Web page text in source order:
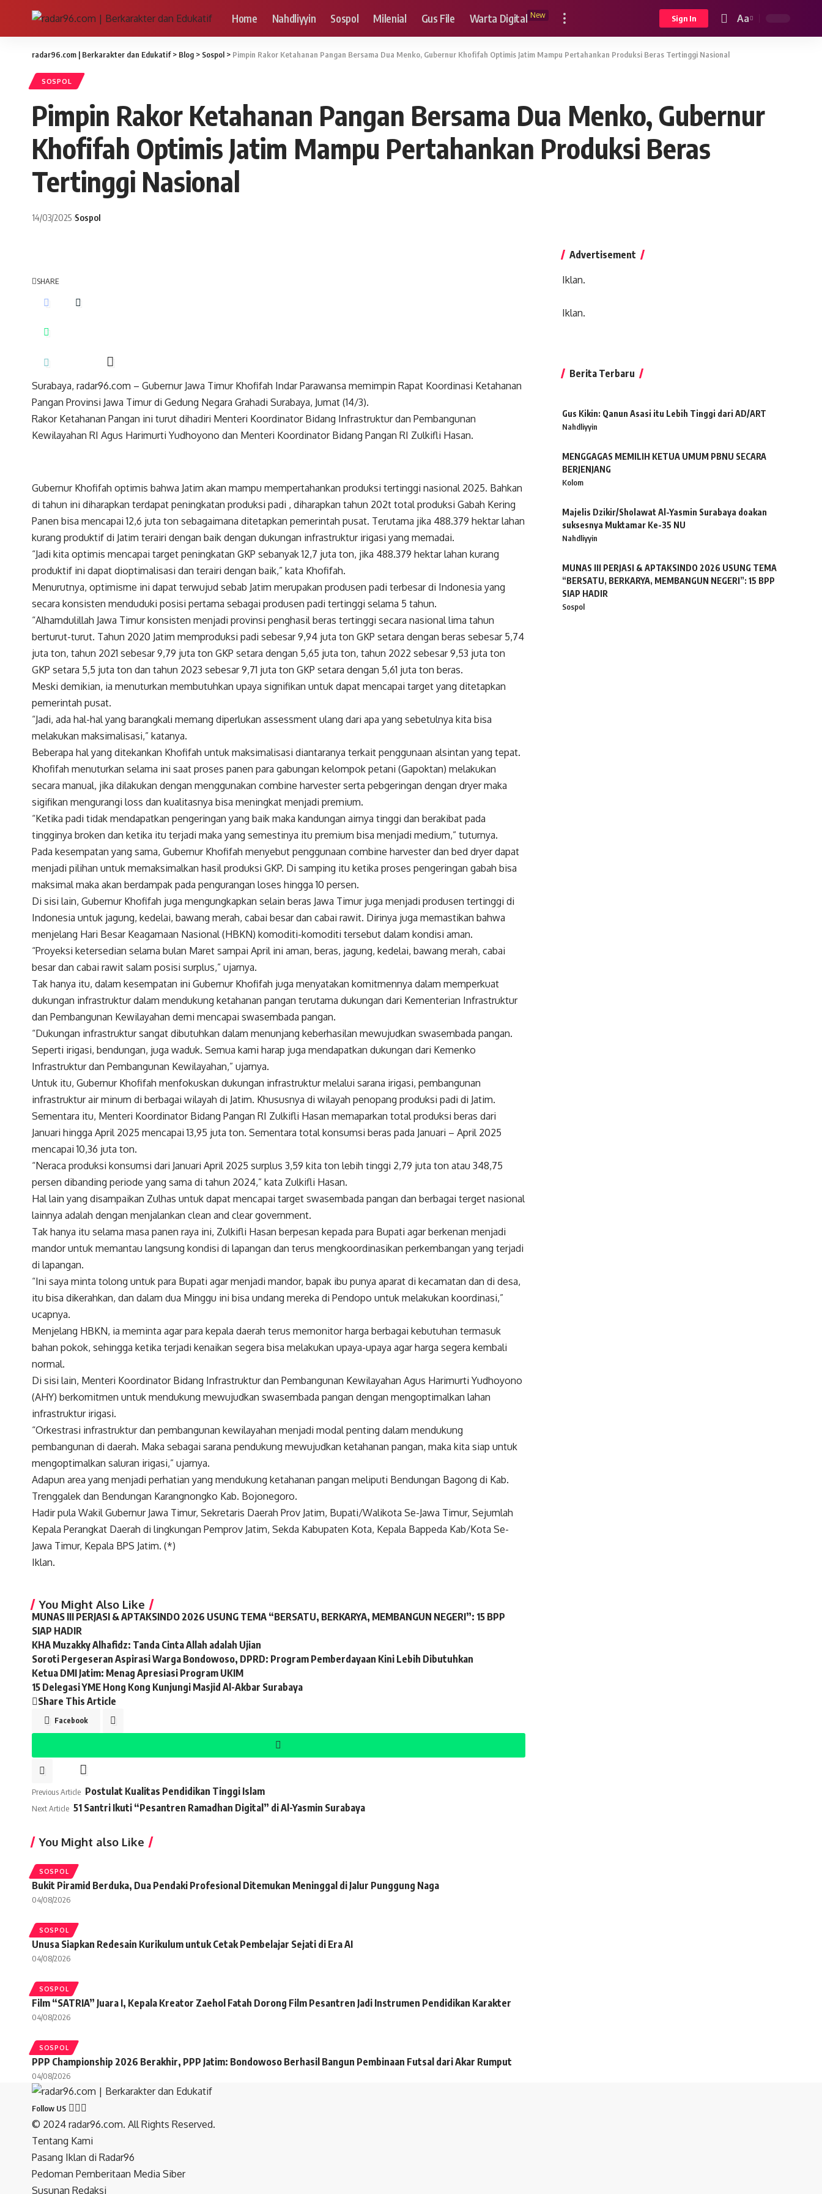
Home Nahdliyyin Sospol Milenial Gus File Warta Digital New Sign In
Font
Aa
radar96.com | Berkarakter dan Edukatif> Blog > Sospol > Pimpin Rakor Ketahanan Pangan Bersama Dua Menko, Gubernur Khofifah Optimis Jatim Mampu Pertahankan Produksi Beras Tertinggi Nasional
SOSPOL
Pimpin Rakor Ketahanan Pangan Bersama Dua Menko, Gubernur
Khofifah Optimis Jatim Mampu Pertahankan Produksi Beras
Tertinggi Nasional
14/03/2025 Sospol
SHARE
Surabaya, radar96.com – Gubernur Jawa Timur Khofifah Indar Parawansa memimpin Rapat Koordinasi Ketahanan
Pangan Provinsi Jawa Timur di Gedung Negara Grahadi Surabaya, Jumat (14/3).
Rakor Ketahanan Pangan ini turut dihadiri Menteri Koordinator Bidang Infrastruktur dan Pembangunan
Kewilayahan RI Agus Harimurti Yudhoyono dan Menteri Koordinator Bidang Pangan RI Zulkifli Hasan.
Gubernur Khofifah optimis bahwa Jatim akan mampu mempertahankan produksi tertinggi nasional 2025. Bahkan
di tahun ini diharapkan terdapat peningkatan produksi padi , diharapkan tahun 202t total produksi Gabah Kering
Panen bisa mencapai 12,6 juta ton sebagaimana ditetapkan pemerintah pusat. Terutama jika 488.379 hektar lahan
kurang produktif di Jatim terairi dengan baik dengan dukungan infrastruktur irigasi yang memadai.
“Jadi kita optimis mencapai target peningkatan GKP sebanyak 12,7 juta ton, jika 488.379 hektar lahan kurang
produktif ini dapat dioptimalisasi dan terairi dengan baik,” kata Khofifah.
Menurutnya, optimisme ini dapat terwujud sebab Jatim merupakan produsen padi terbesar di Indonesia yang
secara konsisten menduduki posisi pertama sebagai produsen padi tertinggi selama 5 tahun.
“Alhamdulillah Jawa Timur konsisten menjadi provinsi penghasil beras tertinggi secara nasional lima tahun
berturut-turut. Tahun 2020 Jatim memproduksi padi sebesar 9,94 juta ton GKP setara dengan beras sebesar 5,74
juta ton, tahun 2021 sebesar 9,79 juta ton GKP setara dengan 5,65 juta ton, tahun 2022 sebesar 9,53 juta ton
GKP setara 5,5 juta ton dan tahun 2023 sebesar 9,71 juta ton GKP setara dengan 5,61 juta ton beras.
Meski demikian, ia menuturkan membutuhkan upaya signifikan untuk dapat mencapai target yang ditetapkan
pemerintah pusat.
“Jadi, ada hal-hal yang barangkali memang diperlukan assessment ulang dari apa yang sebetulnya kita bisa
melakukan maksimalisasi,” katanya.
Beberapa hal yang ditekankan Khofifah untuk maksimalisasi diantaranya terkait penggunaan alsintan yang tepat.
Khofifah menuturkan selama ini saat proses panen para gabungan kelompok petani (Gapoktan) melakukan
secara manual, jika dilakukan dengan menggunakan combine harvester serta pebgeringan dengan dryer maka
sigifikan mengurangi loss dan kualitasnya bisa meningkat menjadi premium.
“Ketika padi tidak mendapatkan pengeringan yang baik maka kandungan airnya tinggi dan berakibat pada
tingginya broken dan ketika itu terjadi maka yang semestinya itu premium bisa menjadi medium,” tuturnya.
Pada kesempatan yang sama, Gubernur Khofifah menyebut penggunaan combine harvester dan bed dryer dapat
menjadi pilihan untuk memaksimalkan hasil produksi GKP. Di samping itu ketika proses pengeringan gabah bisa
maksimal maka akan berdampak pada pengurangan loses hingga 10 persen.
Di sisi lain, Gubernur Khofifah juga mengungkapkan selain beras Jawa Timur juga menjadi produsen tertinggi di
Indonesia untuk jagung, kedelai, bawang merah, cabai besar dan cabai rawit. Dirinya juga memastikan bahwa
menjelang Hari Besar Keagamaan Nasional (HBKN) komoditi-komoditi tersebut dalam kondisi aman.
“Proyeksi ketersedian selama bulan Maret sampai April ini aman, beras, jagung, kedelai, bawang merah, cabai
besar dan cabai rawit salam posisi surplus,” ujarnya.
Tak hanya itu, dalam kesempatan ini Gubernur Khofifah juga menyatakan komitmennya dalam memperkuat
dukungan infrastruktur dalam mendukung ketahanan pangan terutama dukungan dari Kementerian Infrastruktur
dan Pembangunan Kewilayahan demi mencapai swasembada pangan.
“Dukungan infrastruktur sangat dibutuhkan dalam menunjang keberhasilan mewujudkan swasembada pangan.
Seperti irigasi, bendungan, juga waduk. Semua kami harap juga mendapatkan dukungan dari Kemenko
Infrastruktur dan Pembangunan Kewilayahan,” ujarnya.
Untuk itu, Gubernur Khofifah menfokuskan dukungan infrastruktur melalui sarana irigasi, pembangunan
infrastruktur air minum di berbagai wilayah di Jatim. Khususnya di wilayah penopang produksi padi di Jatim.
Sementara itu, Menteri Koordinator Bidang Pangan RI Zulkifli Hasan memaparkan total produksi beras dari
Januari hingga April 2025 mencapai 13,95 juta ton. Sementara total konsumsi beras pada Januari – April 2025
mencapai 10,36 juta ton.
“Neraca produksi konsumsi dari Januari April 2025 surplus 3,59 kita ton lebih tinggi 2,79 juta ton atau 348,75
persen dibanding periode yang sama di tahun 2024,” kata Zulkifli Hasan.
Hal lain yang disampaikan Zulhas untuk dapat mencapai target swasembada pangan dan berbagai terget nasional
lainnya adalah dengan menjalankan clean and clear government.
Tak hanya itu selama masa panen raya ini, Zulkifli Hasan berpesan kepada para Bupati agar berkenan menjadi
mandor untuk memantau langsung kondisi di lapangan dan terus mengkoordinasikan perkembangan yang terjadi
di lapangan.
“Ini saya minta tolong untuk para Bupati agar menjadi mandor, bapak ibu punya aparat di kecamatan dan di desa,
itu bisa dikerahkan, dan dalam dua Minggu ini bisa undang mereka di Pendopo untuk melakukan koordinasi,”
ucapnya.
Menjelang HBKN, ia meminta agar para kepala daerah terus memonitor harga berbagai kebutuhan termasuk
bahan pokok, sehingga ketika terjadi kenaikan segera bisa melakukan upaya-upaya agar harga segera kembali
normal.
Di sisi lain, Menteri Koordinator Bidang Infrastruktur dan Pembangunan Kewilayahan Agus Harimurti Yudhoyono
(AHY) berkomitmen untuk mendukung mewujudkan swasembada pangan dengan mengoptimalkan lahan
infrastruktur irigasi.
“Orkestrasi infrastruktur dan pembangunan kewilayahan menjadi modal penting dalam mendukung
pembangunan di daerah. Maka sebagai sarana pendukung mewujudkan ketahanan pangan, maka kita siap untuk
mengoptimalkan saluran irigasi,” ujarnya.
Adapun area yang menjadi perhatian yang mendukung ketahanan pangan meliputi Bendungan Bagong di Kab.
Trenggalek dan Bendungan Karangnongko Kab. Bojonegoro.
Hadir pula Wakil Gubernur Jawa Timur, Sekretaris Daerah Prov Jatim, Bupati/Walikota Se-Jawa Timur, Sejumlah
Kepala Perangkat Daerah di lingkungan Pemprov Jatim, Sekda Kabupaten Kota, Kepala Bappeda Kab/Kota Se-
Jawa Timur, Kepala BPS Jatim. (*)
Iklan.
You Might Also Like
MUNAS III PERJASI & APTAKSINDO 2026 USUNG TEMA “BERSATU, BERKARYA, MEMBANGUN NEGERI”: 15 BPP
SIAP HADIR
KHA Muzakky Alhafidz: Tanda Cinta Allah adalah Ujian
Soroti Pergeseran Aspirasi Warga Bondowoso, DPRD: Program Pemberdayaan Kini Lebih Dibutuhkan
Ketua DMI Jatim: Menag Apresiasi Program UKIM
15 Delegasi YME Hong Kong Kunjungi Masjid Al-Akbar Surabaya
Share This Article
Facebook
Previous Article Postulat Kualitas Pendidikan Tinggi Islam
Next Article 51 Santri Ikuti “Pesantren Ramadhan Digital” di Al-Yasmin Surabaya
Advertisement
Iklan.
Iklan.
Berita Terbaru
Gus Kikin: Qanun Asasi itu Lebih Tinggi dari AD/ART
Nahdliyyin
MENGGAGAS MEMILIH KETUA UMUM PBNU SECARA
BERJENJANG
Kolom
Majelis Dzikir/Sholawat Al-Yasmin Surabaya doakan
suksesnya Muktamar Ke-35 NU
Nahdliyyin
MUNAS III PERJASI & APTAKSINDO 2026 USUNG TEMA
“BERSATU, BERKARYA, MEMBANGUN NEGERI”: 15 BPP
SIAP HADIR
Sospol
You Might also Like
SOSPOL
Bukit Piramid Berduka, Dua Pendaki Profesional Ditemukan Meninggal di Jalur Punggung Naga
04/08/2026
SOSPOL
Unusa Siapkan Redesain Kurikulum untuk Cetak Pembelajar Sejati di Era AI
04/08/2026
SOSPOL
Film “SATRIA” Juara I, Kepala Kreator Zaehol Fatah Dorong Film Pesantren Jadi Instrumen Pendidikan Karakter
04/08/2026
SOSPOL
PPP Championship 2026 Berakhir, PPP Jatim: Bondowoso Berhasil Bangun Pembinaan Futsal dari Akar Rumput
04/08/2026
Follow US
© 2024 radar96.com. All Rights Reserved.
Tentang Kami
Pasang Iklan di Radar96
Pedoman Pemberitaan Media Siber
Susunan Redaksi